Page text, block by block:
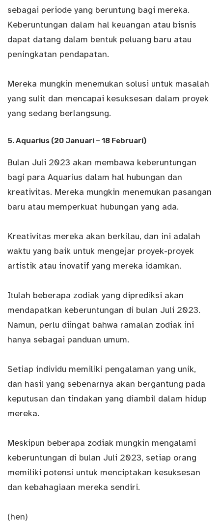
sebagai periode yang beruntung bagi mereka.
Keberuntungan dalam hal keuangan atau bisnis
dapat datang dalam bentuk peluang baru atau
peningkatan pendapatan.
Mereka mungkin menemukan solusi untuk masalah
yang sulit dan mencapai kesuksesan dalam proyek
yang sedang berlangsung.
5. Aquarius (20 Januari – 18 Februari)
Bulan Juli 2023 akan membawa keberuntungan
bagi para Aquarius dalam hal hubungan dan
kreativitas. Mereka mungkin menemukan pasangan
baru atau memperkuat hubungan yang ada.
Kreativitas mereka akan berkilau, dan ini adalah
waktu yang baik untuk mengejar proyek-proyek
artistik atau inovatif yang mereka idamkan.
Itulah beberapa zodiak yang diprediksi akan
mendapatkan keberuntungan di bulan Juli 2023.
Namun, perlu diingat bahwa ramalan zodiak ini
hanya sebagai panduan umum.
Setiap individu memiliki pengalaman yang unik,
dan hasil yang sebenarnya akan bergantung pada
keputusan dan tindakan yang diambil dalam hidup
mereka.
Meskipun beberapa zodiak mungkin mengalami
keberuntungan di bulan Juli 2023, setiap orang
memiliki potensi untuk menciptakan kesuksesan
dan kebahagiaan mereka sendiri.
(hen)